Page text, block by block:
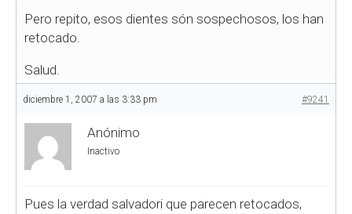
Pero repito, esos dientes són sospechosos, los han
retocado.
Salud.
diciembre 1, 2007 a las 3:33 pm #9241
Anónimo
Inactivo
Pues la verdad salvadori que parecen retocados,